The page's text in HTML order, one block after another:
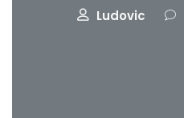
Ludovic